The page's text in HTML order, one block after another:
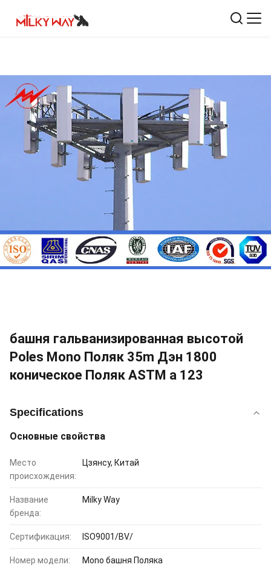
башня гальванизированная высотой
Poles Mono Поляк 35m Дэн 1800
коническое Поляк ASTM a 123
Specifications
Основные свойства
Место
происхождения:
Цзянсу, Китай
Название
бренда:
Milky Way
Сертификация: ISO9001/BV/
Номер модели: Mono башня Поляка